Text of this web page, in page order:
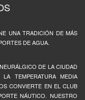
UNA TRADICIÓN DE MÁS
DE AGUA.
DE LA CIUDAD
TEMPERATURA MEDIA
CONVIERTE EN EL CLUB
NÁUTICO. NUESTRO